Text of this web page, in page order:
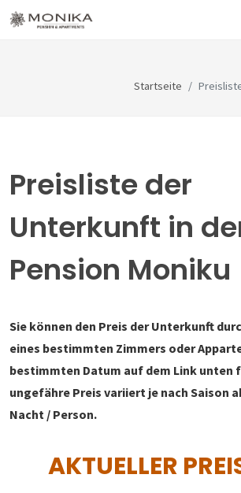
Startseite
Preisliste der
Unterkunft in
Pension Moniku
Sie können den Preis der Unterkunft
eines bestimmten Zimmers oder
bestimmten Datum auf dem Link unten
ungefähre Preis variiert je nach Saison
Nacht / Person.
AKTUELLER